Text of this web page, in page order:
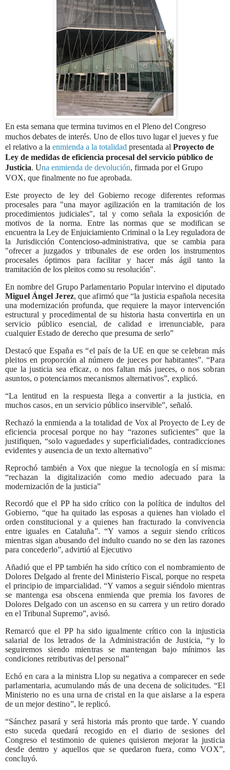
En esta semana que termina tuvimos en el Pleno del Congreso
muchos debates de interés. Uno de ellos tuvo lugar el jueves y fue
el relativo a la enmienda a la totalidad presentada al Proyecto de
Ley de medidas de eficiencia procesal del servicio público de
Justicia. Una enmienda de devolución, firmada por el Grupo
VOX, que finalmente no fue aprobada.
Este proyecto de ley del Gobierno recoge diferentes reformas
procesales para "una mayor agilización en la tramitación de los
procedimientos judiciales", tal y como señala la exposición de
motivos de la norma. Entre las normas que se modifican se
encuentra la Ley de Enjuiciamiento Criminal o la Ley reguladora de
la Jurisdicción Contencioso-administrativa, que se cambia para
"ofrecer a juzgados y tribunales de ese orden los instrumentos
procesales óptimos para facilitar y hacer más ágil tanto la
tramitación de los pleitos como su resolución".
En nombre del Grupo Parlamentario Popular intervino el diputado
Miguel Ángel Jerez, que afirmó que “la justicia española necesita
una modernización profunda, que requiere la mayor intervención
estructural y procedimental de su historia hasta convertirla en un
servicio público esencial, de calidad e irrenunciable, para
cualquier Estado de derecho que presuma de serlo”
Destacó que España es “el país de la UE en que se celebran más
pleitos en proporción al número de jueces por habitantes”. “Para
que la justicia sea eficaz, o nos faltan más jueces, o nos sobran
asuntos, o potenciamos mecanismos alternativos”, explicó.
“La lentitud en la respuesta llega a convertir a la justicia, en
muchos casos, en un servicio público inservible”, señaló.
Rechazó la enmienda a la totalidad de Vox al Proyecto de Ley de
eficiencia procesal porque no hay “razones suficientes” que la
justifiquen, “solo vaguedades y superficialidades, contradicciones
evidentes y ausencia de un texto alternativo”
Reprochó también a Vox que niegue la tecnología en sí misma:
“rechazan la digitalización como medio adecuado para la
modernización de la justicia”
Recordó que el PP ha sido crítico con la política de indultos del
Gobierno, “que ha quitado las esposas a quienes han violado el
orden constitucional y a quienes han fracturado la convivencia
entre iguales en Cataluña”. “Y vamos a seguir siendo críticos
mientras sigan abusando del indulto cuando no se den las razones
para concederlo”, advirtió al Ejecutivo
Añadió que el PP también ha sido crítico con el nombramiento de
Dolores Delgado al frente del Ministerio Fiscal, porque no respeta
el principio de imparcialidad. “Y vamos a seguir siéndolo mientras
se mantenga esa obscena enmienda que premia los favores de
Dolores Delgado con un ascenso en su carrera y un retiro dorado
en el Tribunal Supremo”, avisó.
Remarcó que el PP ha sido igualmente crítico con la injusticia
salarial de los letrados de la Administración de Justicia, “y lo
seguiremos siendo mientras se mantengan bajo mínimos las
condiciones retributivas del personal”
Echó en cara a la ministra Llop su negativa a comparecer en sede
parlamentaria, acumulando más de una decena de solicitudes. “El
Ministerio no es una urna de cristal en la que aislarse a la espera
de un mejor destino”, le replicó.
“Sánchez pasará y será historia más pronto que tarde. Y cuando
esto suceda quedará recogido en el diario de sesiones del
Congreso el testimonio de quienes quisieron mejorar la justicia
desde dentro y aquellos que se quedaron fuera, como VOX”,
concluyó.